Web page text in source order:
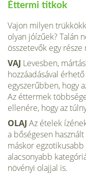
Éttermi titkok
Vajon milyen
olyan jóízűek? Talán
összetevők egy
VAJ Levesben,
hozzáadásával
egyszerűbben, hogy
Az éttermek
ellenére, hogy az
OLAJ Az ételek
a bőségesen
máskor
alacsonyabb
növényi olajjal is.